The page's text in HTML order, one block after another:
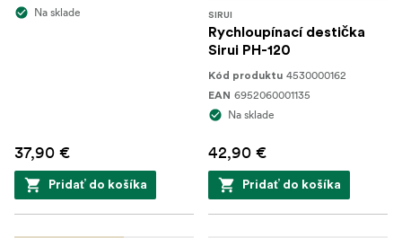
Na sklade
37,90 €
Pridať do košíka
SIRUI
Rychloupínací destička
Sirui PH-120
Kód produktu 4530000162
EAN 6952060001135
Na sklade
42,90 €
Pridať do košíka